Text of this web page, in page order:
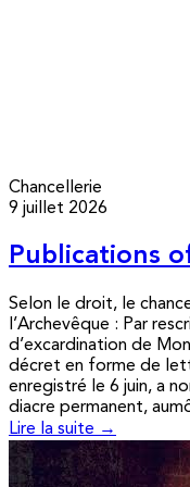
Chancellerie
9 juillet 2026
Publications
Selon le droit, le
l’Archevêque : Par
d’excardination de
décret en forme de
enregistré le 6 juin, a
diacre permanent,
Lire la suite →